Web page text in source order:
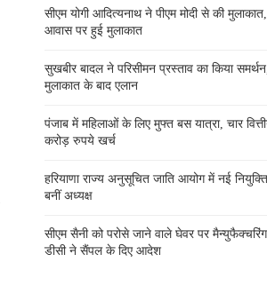
सीएम योगी आदित्यनाथ ने पीएम मोदी से की
आवास पर हुई मुलाकात
सुखबीर बादल ने परिसीमन प्रस्ताव का किया
मुलाकात के बाद एलान
पंजाब में महिलाओं के लिए मुफ्त बस यात्रा, चार
करोड़ रुपये खर्च
हरियाणा राज्य अनुसूचित जाति आयोग में नई
बनीं अध्यक्ष
सीएम सैनी को परोसे जाने वाले घेवर पर
डीसी ने सैंपल के दिए आदेश